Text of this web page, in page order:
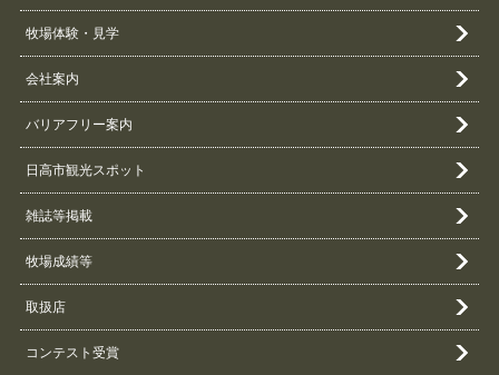
牧場体験・見学
会社案内
バリアフリー案内
日高市観光スポット
雑誌等掲載
牧場成績等
取扱店
コンテスト受賞